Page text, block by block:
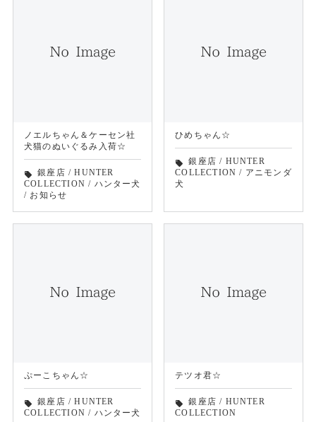
ノエルちゃん＆ケーセン社
犬猫のぬいぐるみ入荷☆
local_offer 銀座店 /HUNTER
COLLECTION / ハンター犬
/ お知らせ
ひめちゃん☆
local_offer 銀座店 / HUNTER
COLLECTION / アニモンダ
犬
ぷーこちゃん☆
local_offer 銀座店 /HUNTER
COLLECTION / ハンター犬
テツオ君☆
local_offer 銀座店 / HUNTER
COLLECTION